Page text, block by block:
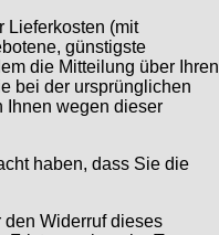
Lieferkosten (mit
günstigste
die Mitteilung über Ihren
bei der ursprünglichen
Ihnen wegen dieser
haben, dass Sie die
Widerruf dieses